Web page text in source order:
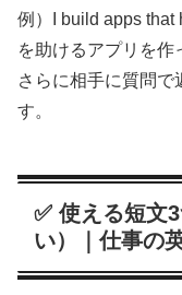
例）I build apps that
を助けるアプリを作
さらに相手に質問で
す。
✅ 使える短文
い）｜仕事の